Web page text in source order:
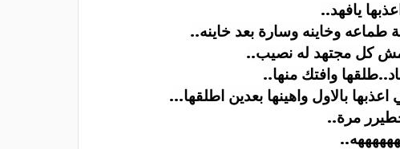
يافهد..
وخاينه وسارة بعد خاينه..
كل مجتهد له نصيب..
وافتك منها..
بالاول واهينها بعدين اطلقها...
مرة..
..